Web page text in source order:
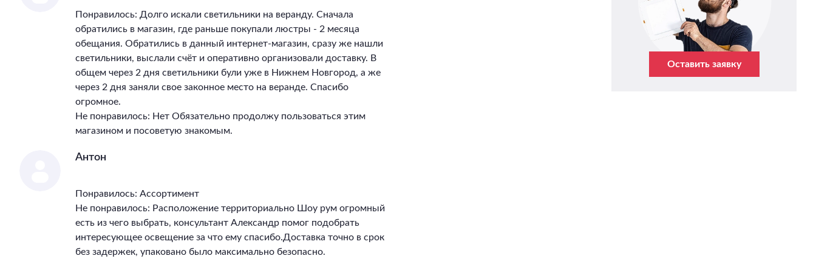
Понравилось: Долго искали светильники на веранду. Сначала
обратились в магазин, где раньше покупали люстры - 2 месяца
обещания. Обратились в данный интернет-магазин, сразу же нашли
светильники, выслали счёт и оперативно организовали доставку. В
общем через 2 дня светильники були уже в Нижнем Новгород, а же
через 2 дня заняли свое законное место на веранде. Спасибо
огромное.
Не понравилось: Нет Обязательно продолжу пользоваться этим
магазином и посоветую знакомым.
Антон
Понравилось: Ассортимент
Не понравилось: Расположение территориально Шоу рум огромный
есть из чего выбрать, консультант Александр помог подобрать
интересующее освещение за что ему спасибо.Доставка точно в срок
без задержек, упаковано было максимально безопасно.
Оставить заявку